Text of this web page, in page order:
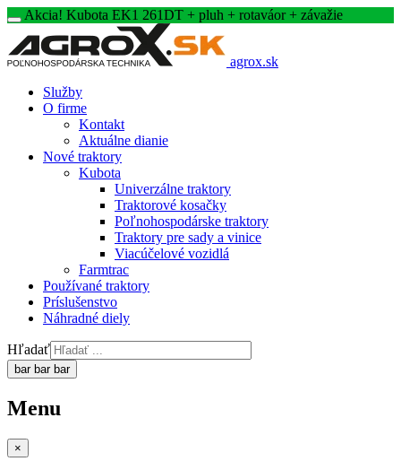
Akcia! Kubota EK1 261DT + pluh + rotaváor + závažie
agrox.sk
Služby
O firme
Kontakt
Aktuálne dianie
Nové traktory
Kubota
Univerzálne traktory
Traktorové kosačky
Poľnohospodárske traktory
Traktory pre sady a vinice
Viacúčelové vozidlá
Farmtrac
Používané traktory
Príslušenstvo
Náhradné diely
Hľadať
bar bar bar
Menu
×